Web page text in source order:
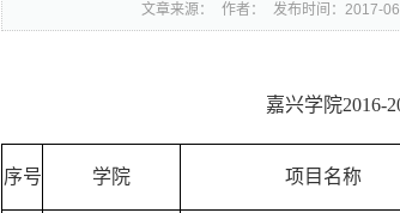
文章来源： 作者： 发布时间：2017-
嘉兴学院2016-
序号 学院 项目名称